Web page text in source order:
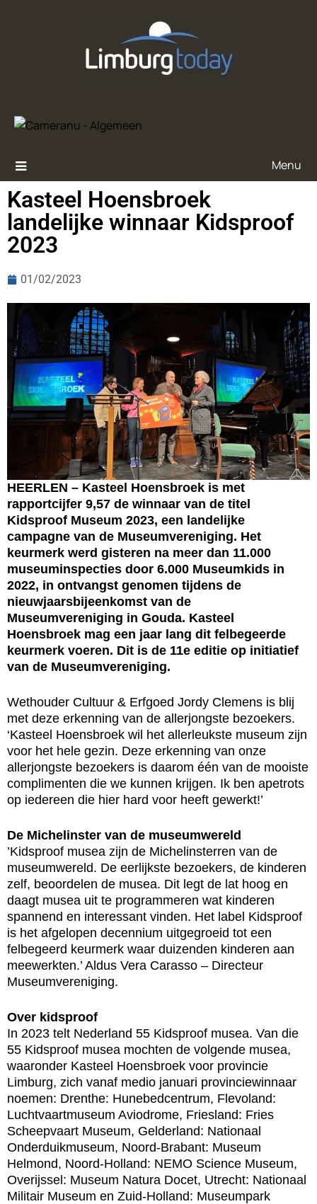
Menu
Kasteel Hoensbroek
landelijke winnaar Kidsproof
2023
01/02/2023
HEERLEN – Kasteel Hoensbroek is met
rapportcijfer 9,57 de winnaar van de titel
Kidsproof Museum 2023, een landelijke
campagne van de Museumvereniging. Het
keurmerk werd gisteren na meer dan 11.000
museuminspecties door 6.000 Museumkids in
2022, in ontvangst genomen tijdens de
nieuwjaarsbijeenkomst van de
Museumvereniging in Gouda. Kasteel
Hoensbroek mag een jaar lang dit felbegeerde
keurmerk voeren. Dit is de 11e editie op initiatief
van de Museumvereniging.
Wethouder Cultuur & Erfgoed Jordy Clemens is blij
met deze erkenning van de allerjongste bezoekers.
‘Kasteel Hoensbroek wil het allerleukste museum zijn
voor het hele gezin. Deze erkenning van onze
allerjongste bezoekers is daarom één van de mooiste
complimenten die we kunnen krijgen. Ik ben apetrots
op iedereen die hier hard voor heeft gewerkt!’
De Michelinster van de museumwereld
’Kidsproof musea zijn de Michelinsterren van de
museumwereld. De eerlijkste bezoekers, de kinderen
zelf, beoordelen de musea. Dit legt de lat hoog en
daagt musea uit te programmeren wat kinderen
spannend en interessant vinden. Het label Kidsproof
is het afgelopen decennium uitgegroeid tot een
felbegeerd keurmerk waar duizenden kinderen aan
meewerkten.’ Aldus Vera Carasso – Directeur
Museumvereniging.
Over kidsproof
In 2023 telt Nederland 55 Kidsproof musea. Van die
55 Kidsproof musea mochten de volgende musea,
waaronder Kasteel Hoensbroek voor provincie
Limburg, zich vanaf medio januari provinciewinnaar
noemen: Drenthe: Hunebedcentrum, Flevoland:
Luchtvaartmuseum Aviodrome, Friesland: Fries
Scheepvaart Museum, Gelderland: Nationaal
Onderduikmuseum, Noord-Brabant: Museum
Helmond, Noord-Holland: NEMO Science Museum,
Overijssel: Museum Natura Docet, Utrecht: Nationaal
Militair Museum en Zuid-Holland: Museumpark